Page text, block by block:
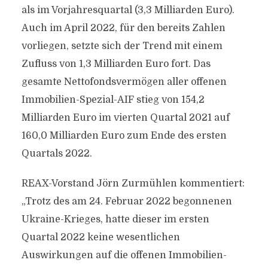
als im Vorjahresquartal (3,3 Milliarden Euro).
Auch im April 2022, für den bereits Zahlen
vorliegen, setzte sich der Trend mit einem
Zufluss von 1,3 Milliarden Euro fort. Das
gesamte Nettofondsvermögen aller offenen
Immobilien-Spezial-AIF stieg von 154,2
Milliarden Euro im vierten Quartal 2021 auf
160,0 Milliarden Euro zum Ende des ersten
Quartals 2022.
REAX-Vorstand Jörn Zurmühlen kommentiert:
„Trotz des am 24. Februar 2022 begonnenen
Ukraine-Krieges, hatte dieser im ersten
Quartal 2022 keine wesentlichen
Auswirkungen auf die offenen Immobilien-